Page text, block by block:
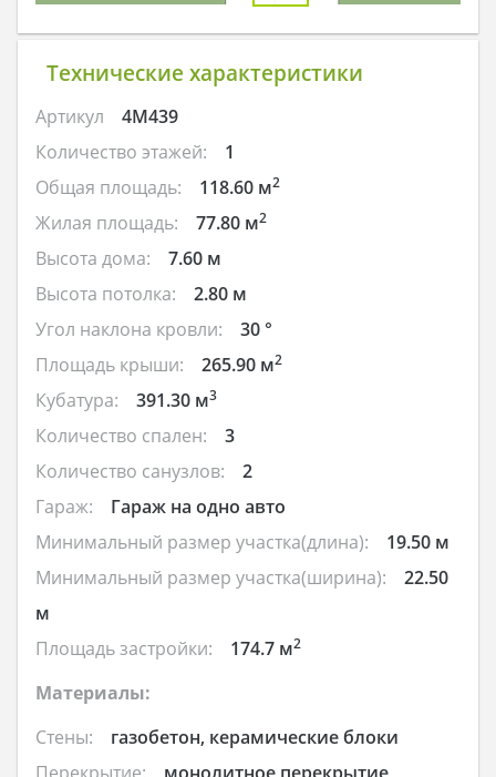
Технические характеристики
Артикул
4M439
Количество этажей:
1
Общая площадь:
118.60 м2
Жилая площадь: 77.80 м2
Высота дома:
7.60 м
Высота потолка:
2.80 м
Угол наклона кровли:
30 °
Площадь крыши:
265.90 м2
Кубатура: 391.30 м3
Количество спален:
3
Количество санузлов:
2
Гараж:
Гараж на одно авто
Минимальный размер участка(длина):
19.50 м
Минимальный размер участка(ширина):
22.50
м
Площадь застройки:
174.7 м2
Материалы:
Стены:
газобетон, керамические блоки
Перекрытие:
монолитное перекрытие